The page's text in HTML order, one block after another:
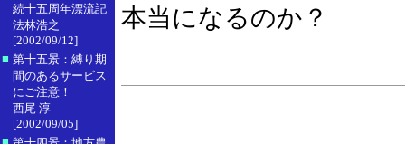
続十五周年漂流記
法林浩之
[2002/09/12]
■ 第十五景：縛り期
間のあるサービス
にご注意！
西尾 淳
[2002/09/05]
本当になるのか？